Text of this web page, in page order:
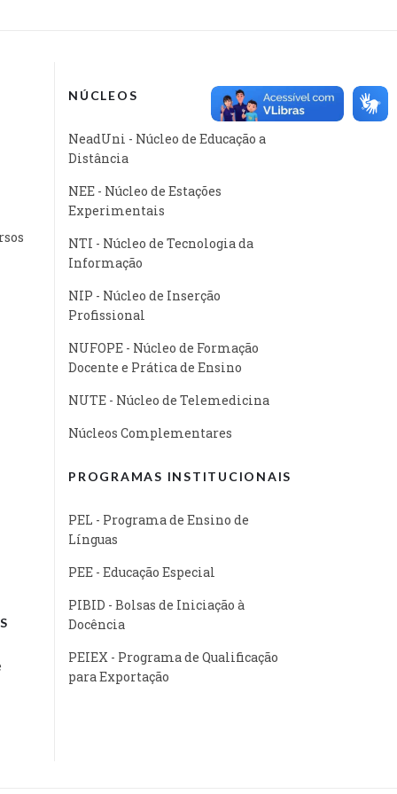
NÚCLEOS
NeadUni - Núcleo de Educação a
Distância
NEE - Núcleo de Estações
Experimentais
NTI - Núcleo de Tecnologia da
Informação
NIP - Núcleo de Inserção
Profissional
NUFOPE - Núcleo de Formação
Docente e Prática de Ensino
NUTE - Núcleo de Telemedicina
Núcleos Complementares
PROGRAMAS INSTITUCIONAIS
PEL - Programa de Ensino de
Línguas
PEE - Educação Especial
PIBID - Bolsas de Iniciação à
Docência
PEIEX - Programa de Qualificação
para Exportação